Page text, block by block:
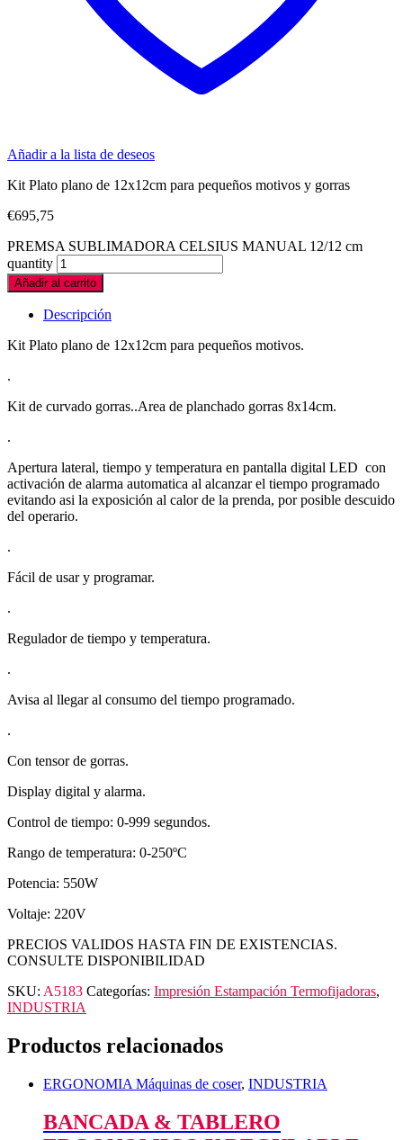
Añadir a la lista de deseos
Kit Plato plano de 12x12cm para pequeños motivos y gorras
€695,75
PREMSA SUBLIMADORA CELSIUS MANUAL 12/12 cm
quantity
Añadir al carrito
Descripción
Kit Plato plano de 12x12cm para pequeños motivos.
.
Kit de curvado gorras..Area de planchado gorras 8x14cm.
.
Apertura lateral, tiempo y temperatura en pantalla digital LED con
activación de alarma automatica al alcanzar el tiempo programado
evitando asi la exposición al calor de la prenda, por posible descuido
del operario.
.
Fácil de usar y programar.
.
Regulador de tiempo y temperatura.
.
Avisa al llegar al consumo del tiempo programado.
.
Con tensor de gorras.
Display digital y alarma.
Control de tiempo: 0-999 segundos.
Rango de temperatura: 0-250ºC
Potencia: 550W
Voltaje: 220V
PRECIOS VALIDOS HASTA FIN DE EXISTENCIAS.
CONSULTE DISPONIBILIDAD
SKU: A5183 Categorías: Impresión Estampación Termofijadoras,
INDUSTRIA
Productos relacionados
ERGONOMIA Máquinas de coser, INDUSTRIA
BANCADA & TABLERO